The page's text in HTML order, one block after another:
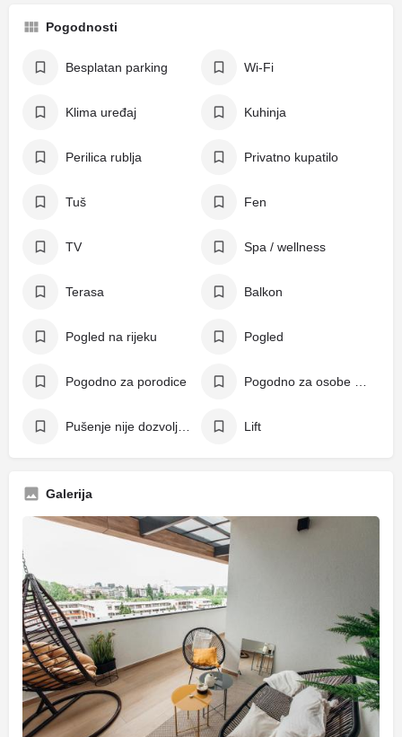
Pogodnosti
Besplatan parking Wi-Fi
Klima uređaj Kuhinja
Perilica rublja Privatno kupatilo
Tuš Fen
TV Spa / wellness
Terasa Balkon
Pogled na rijeku Pogled
Pogodno za porodice
Lift
Galerija